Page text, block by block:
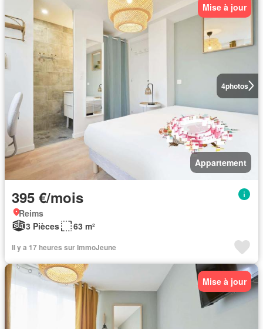
4photos
Mise à jour
Appartement
395 €/mois
Reims
3 Pièces
63 m²
Il y a 17 heures sur ImmoJeune
Mise à jour